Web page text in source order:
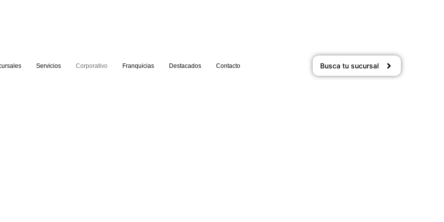
Servicios Corporativo Franquicias Destacados Contacto Busca tu sucursal